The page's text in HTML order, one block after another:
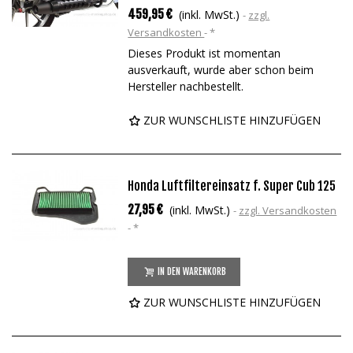
459,95 € (inkl. MwSt.)
zzgl.
Versandkosten *
Dieses Produkt ist momentan
ausverkauft, wurde aber schon beim
Hersteller nachbestellt.
ZUR WUNSCHLISTE HINZUFÜGEN
Honda Luftfiltereinsatz f. Super Cub 125
27,95 € (inkl. MwSt.)
zzgl. Versandkosten
*
IN DEN WARENKORB
ZUR WUNSCHLISTE HINZUFÜGEN